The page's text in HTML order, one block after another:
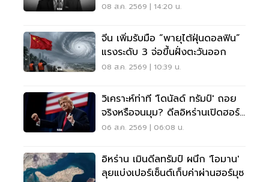
08 ส.ค. 2569 | 14:20 น.
จีน เพิ่มรับมือ “พายุไต้ฝุ่นดอลฟิน”
แรงระดับ 3 จ่อขึ้นฝั่งตะวันออก
08 ส.ค. 2569 | 10:39 น.
วิเคราะห์ท่าที 'โดนัลด์ ทรัมป์' ถอย
จริงหรือจนมุม? ดีลอิหร่านเปิดฮอร์
มุซ
06 ส.ค. 2569 | 06:08 น.
อิหร่าน เมินดีลทรัมป์ ผนึก 'โอมาน'
ลุยแบ่งเปอร์เซ็นต์เก็บค่าผ่านฮอร์มุซ